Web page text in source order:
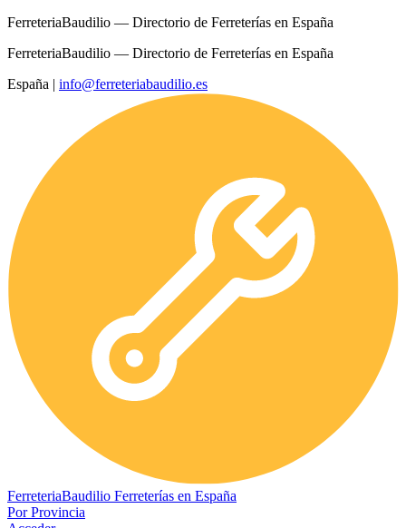
FerreteriaBaudilio — Directorio de Ferreterías en España
FerreteriaBaudilio — Directorio de Ferreterías en España
España | info@ferreteriabaudilio.es
FerreteriaBaudilio Ferreterías en España
Por Provincia